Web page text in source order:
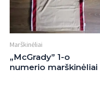
Marškinėliai
„McGrady” 1-o
numerio marškinėliai